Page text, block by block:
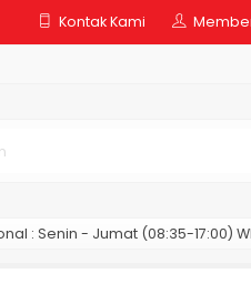
Kontak Kami
: Senin - Jumat (08:35-17:00)